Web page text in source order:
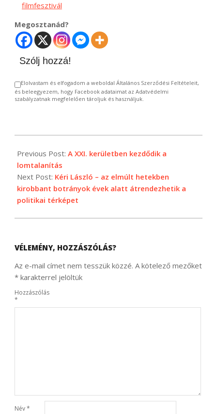
filmfesztivál
Megosztanád?
Szólj hozzá!
Elolvastam és elfogadom a weboldal Általános Szerződési Feltételeit,
és beleegyezem, hogy Facebook adataimat az Adatvédelmi
szabályzatnak megfelelően tároljuk és használjuk.
02-
21
Previous Post: A XXI. kerületben kezdődik a
lomtalanítás
Next Post: Kéri László – az elmúlt hetekben
kirobbant botrányok évek alatt átrendezhetik a
politikai térképet
VÉLEMÉNY, HOZZÁSZÓLÁS?
Az e-mail címet nem tesszük közzé. A kötelező mezőket
* karakterrel jelöltük
Hozzászólás
*
Név*